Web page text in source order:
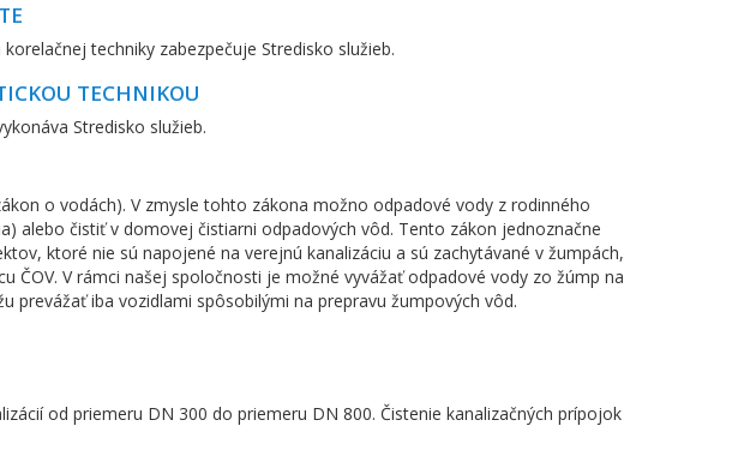
techniky zabezpečuje Stredisko služieb.
TECHNIKOU
Stredisko služieb.
o vodách). V zmysle tohto zákona možno odpadové vody z rodinného
alebo čistiť v domovej čistiarni odpadových vôd. Tento zákon jednoznačne
ktoré nie sú napojené na verejnú kanalizáciu a sú zachytávané v žumpách,
ČOV. V rámci našej spoločnosti je možné vyvážať odpadové vody zo žúmp na
prevážať iba vozidlami spôsobilými na prepravu žumpových vôd.
od priemeru DN 300 do priemeru DN 800. Čistenie kanalizačných prípojok